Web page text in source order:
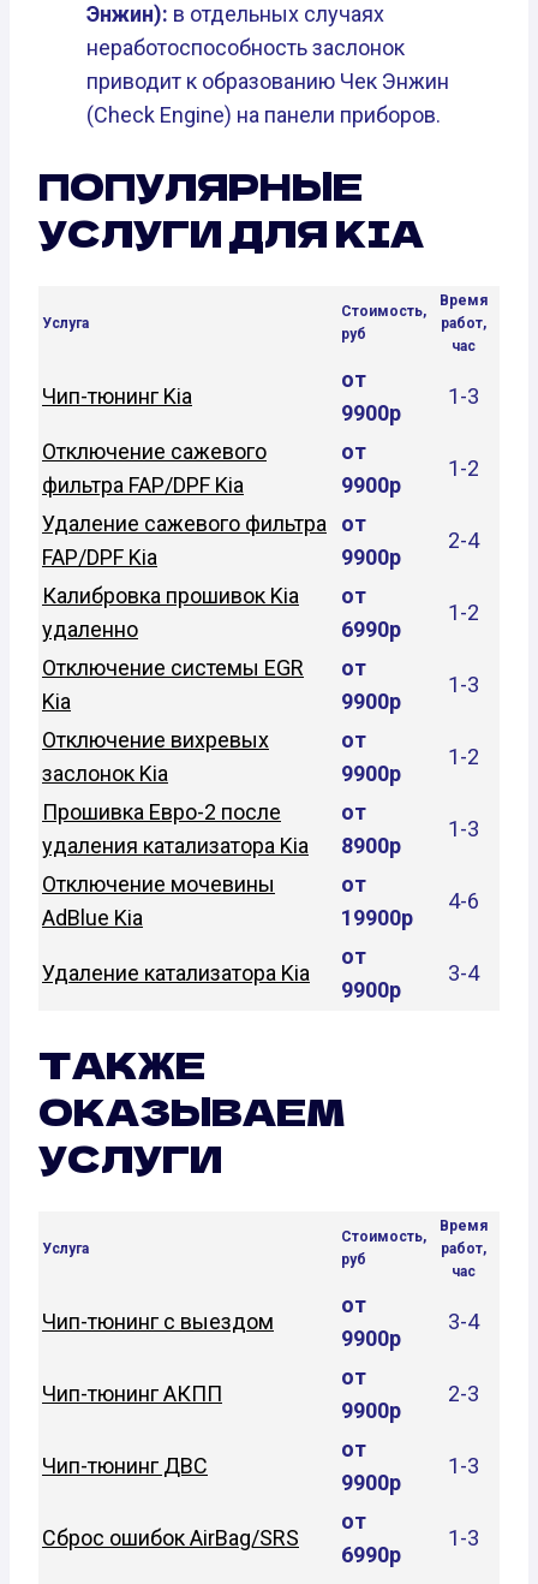
Энжин): в отдельных случаях
неработоспособность заслонок
приводит к образованию Чек Энжин
(Check Engine) на панели приборов.
ПОПУЛЯРНЫЕ
УСЛУГИ ДЛЯ KIA
Услуга
Стоимость,
руб
Время
работ,
час
Чип-тюнинг Kia
от
9900р
1-3
Отключение сажевого
фильтра FAP/DPF Kia
от
9900р
1-2
Удаление сажевого фильтра
FAP/DPF Kia
от
9900р
2-4
Калибровка прошивок Kia
удаленно
от
6990р
1-2
Отключение системы EGR
Kia
от
9900р
1-3
Отключение вихревых
заслонок Kia
от
9900р
1-2
Прошивка Евро-2 после
удаления катализатора Kia
от
8900р
1-3
Отключение мочевины
AdBlue Kia
от
19900р
4-6
Удаление катализатора Kia
от
9900р
3-4
ТАКЖЕ
ОКАЗЫВАЕМ
УСЛУГИ
Услуга
Стоимость,
руб
Время
работ,
час
Чип-тюнинг с выездом
от
9900р
3-4
Чип-тюнинг АКПП
от
9900р
2-3
Чип-тюнинг ДВС
от
9900р
1-3
Сброс ошибок AirBag/SRS
от
6990р
1-3